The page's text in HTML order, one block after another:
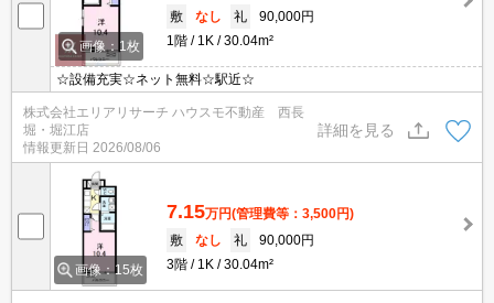
画像：1枚
敷
なし 礼
90,000円
1階
1K 30.04m²
☆設備充実☆ネット無料☆駅近☆
株式会社エリアリサーチ ハウスモ不動産 西長
堀・堀江店
情報更新日 2026/08/06
詳細を見る
画像：15枚
7.15万円(管理費等：3,500円)
敷
なし 礼
90,000円
3階
1K 30.04m²